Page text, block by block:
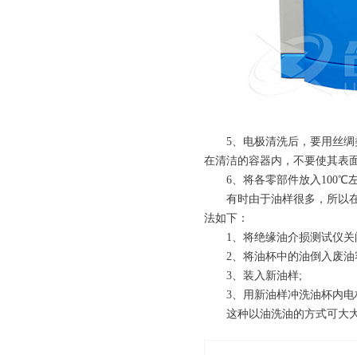
5、电极清洗后，要用丝绸
在清洁的容器内，不要使其表
6、将各零部件放入100℃左
有时由于油样很多，所以在
法如下：
1、将绝缘油介损测试仪关
2、将油杯中的油倒入废油
3、装入新油样;
3、用新油样冲洗油杯内电
这种以油洗油的方式可大大